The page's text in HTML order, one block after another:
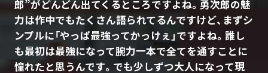
郎”がどんどん出てくるところですよね。勇次郎の魅
力は作中でもたくさん語られてるんですけど、まずシ
ンプルに「やっぱ最強ってかっけぇ」ですよね。誰し
も最初は最強になって腕力一本で全てを通すことに
憧れたと思うんです。でも少しずつ大人になって現